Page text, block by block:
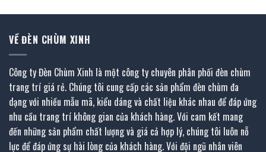
VỀ ĐÈN CHÙM XINH
Công ty Đèn Chùm Xinh là một công ty chuyên phân phối đèn chùm
trang trí giá rẻ. Chúng tôi cung cấp các sản phẩm đèn chùm đa
dạng với nhiều mẫu mã, kiểu dáng và chất liệu khác nhau để đáp ứng
nhu cầu trang trí không gian của khách hàng. Với cam kết mang
đến những sản phẩm chất lượng và giá cả hợp lý, chúng tôi luôn nỗ
lực để đáp ứng sự hài lòng của khách hàng. Với đội ngũ nhân viên